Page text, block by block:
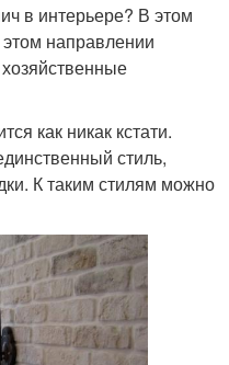
в интерьере? В этом
направлении
как никак кстати.
стиль,
К таким стилям можно